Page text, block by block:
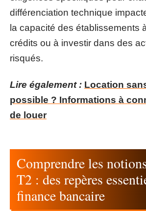
différenciation technique
la capacité des établissements
crédits ou à investir dans des
risqués.
Lire également : Location
possible ? Informations à
de louer
Comprendre les
T2 : des repères
finance bancaire